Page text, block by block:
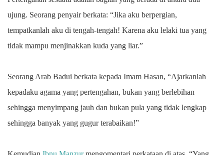
ujung. Seorang penyair berkata: “Jika aku berpergian,
tempatkanlah aku di tengah-tengah! Karena aku lelaki tua yang
tidak mampu menjinakkan kuda yang liar.”
Seorang Arab Badui berkata kepada Imam Hasan, “Ajarkanlah
kepadaku agama yang pertengahan, bukan yang berlebihan
sehingga menyimpang jauh dan bukan pula yang tidak lengkap
sehingga banyak yang gugur terabaikan!”